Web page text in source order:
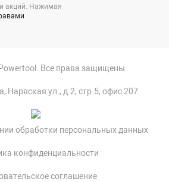
акций. Нажимая
Все права защищены.
Нарвская ул., д.2, стр.5, офис 207
обработки персональных данных
конфиденциальности
соглашение